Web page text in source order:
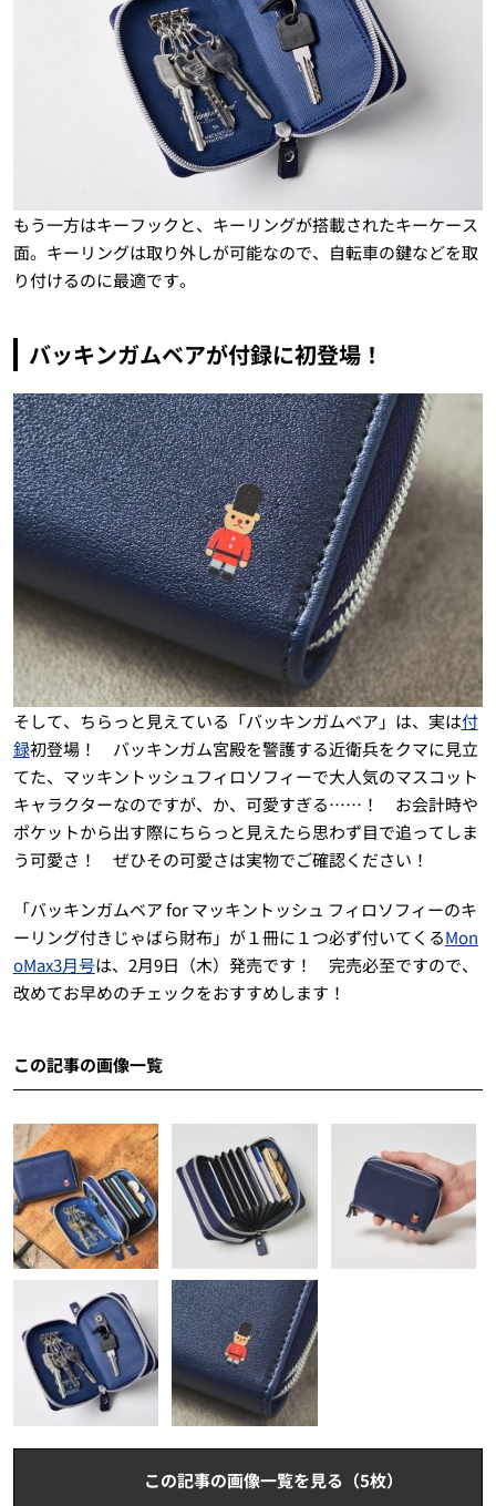
もう一方はキーフックと、キーリングが搭載されたキーケース
面。キーリングは取り外しが可能なので、自転車の鍵などを取
り付けるのに最適です。
バッキンガムベアが付録に初登場！
そして、ちらっと見えている「バッキンガムベア」は、実は付
録初登場！ バッキンガム宮殿を警護する近衛兵をクマに見立
てた、マッキントッシュフィロソフィーで大人気のマスコット
キャラクターなのですが、か、可愛すぎる……！ お会計時や
ポケットから出す際にちらっと見えたら思わず目で追ってしま
う可愛さ！ ぜひその可愛さは実物でご確認ください！
「バッキンガムベア for マッキントッシュ フィロソフィーのキ
ーリング付きじゃばら財布」が１冊に１つ必ず付いてくるMon
oMax3月号は、2月9日（木）発売です！ 完売必至ですので、
改めてお早めのチェックをおすすめします！
この記事の画像一覧
この記事の画像一覧を見る（5枚）